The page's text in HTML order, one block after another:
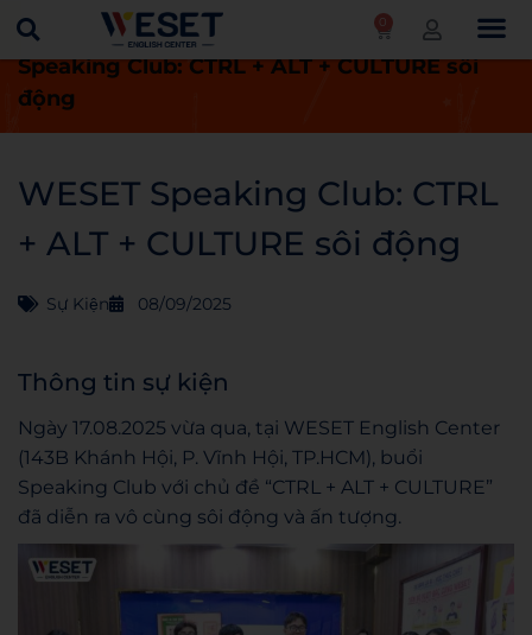
0
Trang chủ Tin tức Sự kiện
WESET
Speaking Club: CTRL + ALT + CULTURE sôi
động
WESET Speaking Club: CTRL
+ ALT + CULTURE sôi động
Sự Kiện 08/09/2025
Thông tin sự kiện
Ngày 17.08.2025 vừa qua, tại WESET English Center
(143B Khánh Hội, P. Vĩnh Hội, TP.HCM), buổi
Speaking Club với chủ đề “CTRL + ALT + CULTURE”
đã diễn ra vô cùng sôi động và ấn tượng.